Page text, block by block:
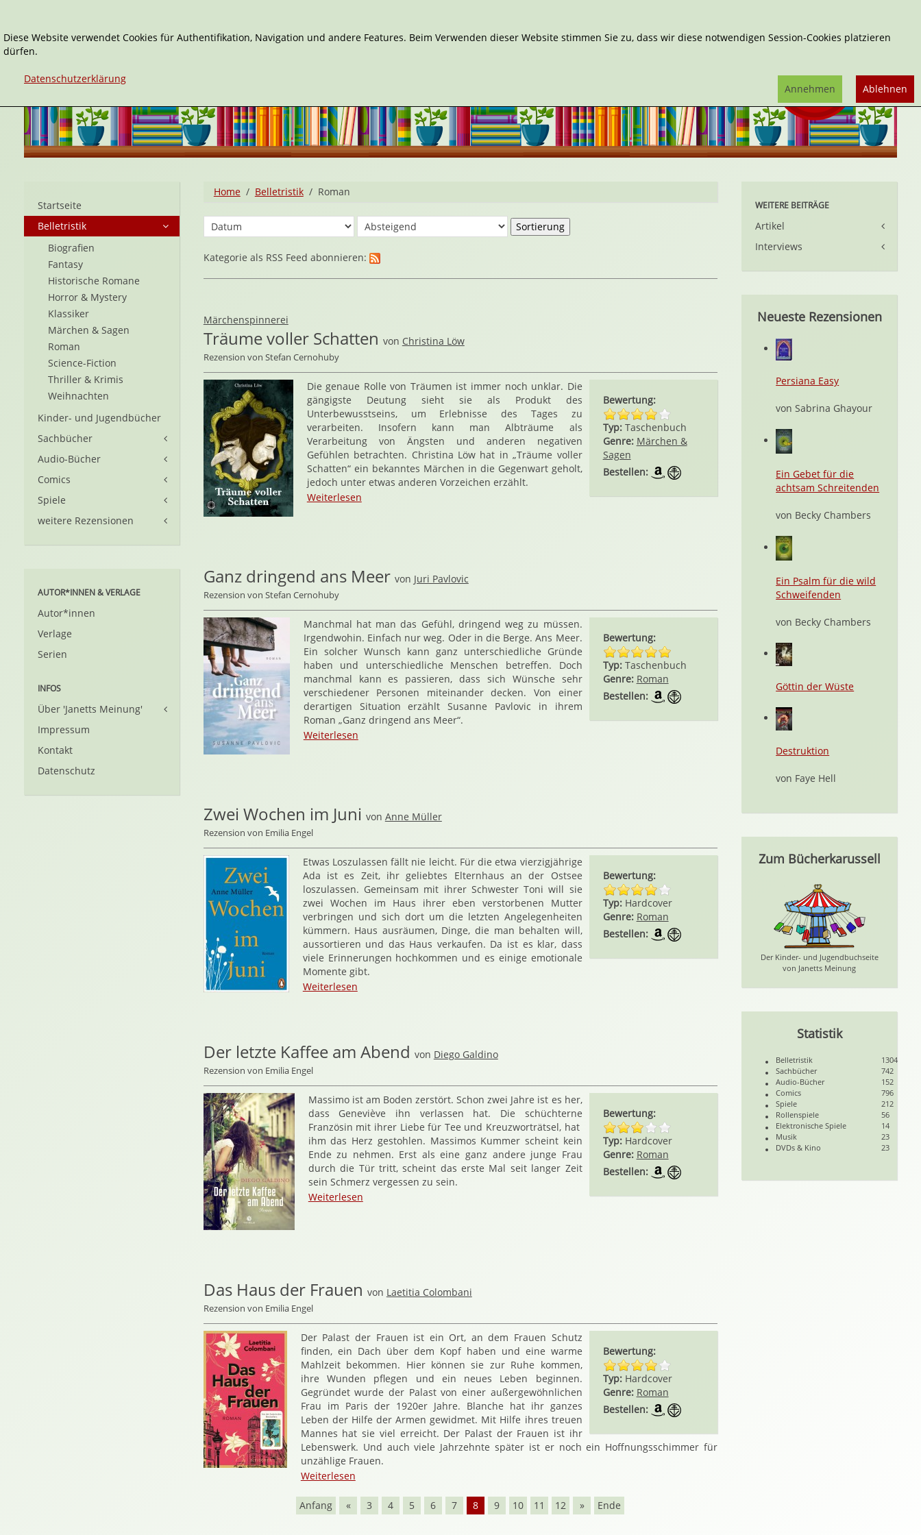
Home Belletristik Roman
Kategorie als RSS Feed abonnieren:
Märchenspinnerei
Träume voller Schatten von Christina Löw
Rezension von Stefan Cernohuby
Bewertung:
Typ: Taschenbuch
Genre: Märchen &
Sagen
Bestellen:
Die genaue Rolle von Träumen ist immer noch unklar. Die
gängigste Deutung sieht sie als Produkt des
Unterbewusstseins, um Erlebnisse des Tages zu
verarbeiten. Insofern kann man Albträume als
Verarbeitung von Ängsten und anderen negativen
Gefühlen betrachten. Christina Löw hat in „Träume voller
Schatten“ ein bekanntes Märchen in die Gegenwart geholt,
jedoch unter etwas anderen Vorzeichen erzählt.
Weiterlesen
Ganz dringend ans Meer von Juri Pavlovic
Rezension von Stefan Cernohuby
Bewertung:
Typ: Taschenbuch
Genre: Roman
Bestellen:
Manchmal hat man das Gefühl, dringend weg zu müssen.
Irgendwohin. Einfach nur weg. Oder in die Berge. Ans Meer.
Ein solcher Wunsch kann ganz unterschiedliche Gründe
haben und unterschiedliche Menschen betreffen. Doch
manchmal kann es passieren, dass sich Wünsche sehr
verschiedener Personen miteinander decken. Von einer
derartigen Situation erzählt Susanne Pavlovic in ihrem
Roman „Ganz dringend ans Meer“.
Weiterlesen
Zwei Wochen im Juni von Anne Müller
Rezension von Emilia Engel
Bewertung:
Typ: Hardcover
Genre: Roman
Bestellen:
Etwas Loszulassen fällt nie leicht. Für die etwa vierzigjährige
Ada ist es Zeit, ihr geliebtes Elternhaus an der Ostsee
loszulassen. Gemeinsam mit ihrer Schwester Toni will sie
zwei Wochen im Haus ihrer eben verstorbenen Mutter
verbringen und sich dort um die letzten Angelegenheiten
kümmern. Haus ausräumen, Dinge, die man behalten will,
aussortieren und das Haus verkaufen. Da ist es klar, dass
viele Erinnerungen hochkommen und es einige emotionale
Momente gibt.
Weiterlesen
Der letzte Kaffee am Abend von Diego Galdino
Rezension von Emilia Engel
Bewertung:
Typ: Hardcover
Genre: Roman
Bestellen:
Massimo ist am Boden zerstört. Schon zwei Jahre ist es her,
dass Geneviève ihn verlassen hat. Die schüchterne
Französin mit ihrer Liebe für Tee und Kreuzworträtsel, hat
ihm das Herz gestohlen. Massimos Kummer scheint kein
Ende zu nehmen. Erst als eine ganz andere junge Frau
durch die Tür tritt, scheint das erste Mal seit langer Zeit
sein Schmerz vergessen zu sein.
Weiterlesen
Das Haus der Frauen von Laetitia Colombani
Rezension von Emilia Engel
Bewertung:
Typ: Hardcover
Genre: Roman
Bestellen:
Der Palast der Frauen ist ein Ort, an dem Frauen Schutz
finden, ein Dach über dem Kopf haben und eine warme
Mahlzeit bekommen. Hier können sie zur Ruhe kommen,
ihre Wunden pflegen und ein neues Leben beginnen.
Gegründet wurde der Palast von einer außergewöhnlichen
Frau im Paris der 1920er Jahre. Blanche hat ihr ganzes
Leben der Hilfe der Armen gewidmet. Mit Hilfe ihres treuen
Mannes hat sie viel erreicht. Der Palast der Frauen ist ihr
Lebenswerk. Und auch viele Jahrzehnte später ist er noch ein Hoffnungsschimmer für
unzählige Frauen.
Weiterlesen
Anfang « 3 4 5 6 7 8 9 10 11 12 » Ende
Startseite
Belletristik
Biografien
Fantasy
Historische Romane
Horror & Mystery
Klassiker
Märchen & Sagen
Roman
Science-Fiction
Thriller & Krimis
Weihnachten
Kinder- und Jugendbücher
Sachbücher
Audio-Bücher
Comics
Spiele
weitere Rezensionen
AUTOR*INNEN & VERLAGE
Autor*innen
Verlage
Serien
INFOS
Über 'Janetts Meinung'
Impressum
Kontakt
Datenschutz
WEITERE BEITRÄGE
Artikel
Interviews
Neueste Rezensionen
Persiana Easy
von Sabrina Ghayour
Ein Gebet für die
achtsam Schreitenden
von Becky Chambers
Ein Psalm für die wild
Schweifenden
von Becky Chambers
Göttin der Wüste
Destruktion
von Faye Hell
Zum Bücherkarussell
Der Kinder- und Jugendbuchseite
von Janetts Meinung
Statistik
Belletristik
1304
Sachbücher
742
Audio-Bücher
152
Comics
796
Spiele
212
Rollenspiele
56
Elektronische Spiele
14
Musik
23
DVDs & Kino
23
Diese Website verwendet Cookies für Authentifikation, Navigation und andere Features. Beim Verwenden dieser Website stimmen Sie zu, dass wir diese notwendigen Session-Cookies platzieren
dürfen.
Datenschutzerklärung
Ablehnen
Annehmen